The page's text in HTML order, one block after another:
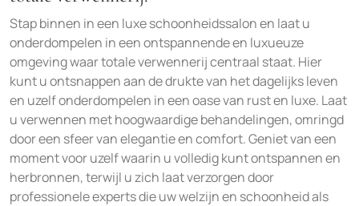
Stap binnen in een luxe schoonheidssalon en laat u
onderdompelen in een ontspannende en luxueuze
omgeving waar totale verwennerij centraal staat. Hier
kunt u ontsnappen aan de drukte van het dagelijks leven
en uzelf onderdompelen in een oase van rust en luxe. Laat
u verwennen met hoogwaardige behandelingen, omringd
door een sfeer van elegantie en comfort. Geniet van een
moment voor uzelf waarin u volledig kunt ontspannen en
herbronnen, terwijl u zich laat verzorgen door
professionele experts die uw welzijn en schoonheid als